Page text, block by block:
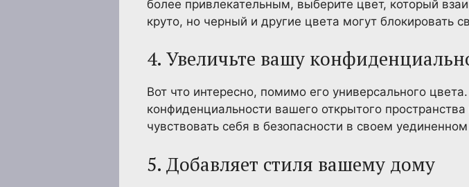
более привлекательным, выберите цвет, который
круто, но черный и другие цвета могут блокировать
4. Увеличьте вашу
Вот что интересно, помимо его универсального
конфиденциальности вашего открытого
чувствовать себя в безопасности в своем
5. Добавляет стиля вашему дому